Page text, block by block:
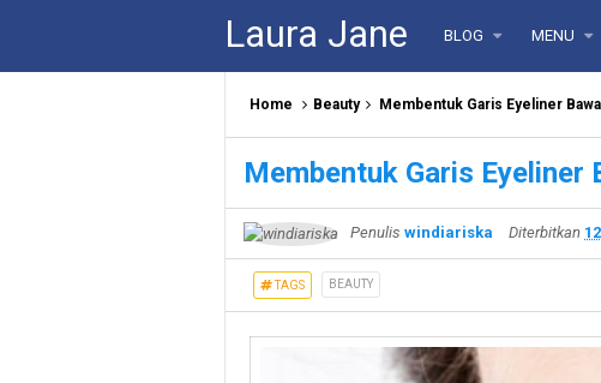
Laura Jane BLOG MENU
Home Beauty Membentuk Garis Eyeliner
Membentuk Garis Eyeliner
Penulis windiariska Diterbitkan
TAGS BEAUTY